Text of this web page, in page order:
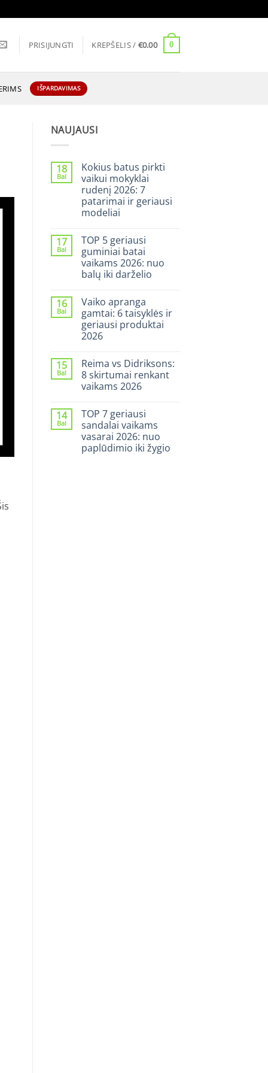
PRISIJUNGTI KREPŠELIS / €0.00 0
IŠPARDAVIMAS
NAUJAUSI
18
Bal
Kokius batus pirkti
vaikui mokyklai
rudenį 2026: 7
patarimai ir geriausi
modeliai
įraše
Kokius
batus
pirkti
vaikui
mokyklai
7
patarimai
ir
geriausi
modeliai
17
Bal
TOP 5 geriausi
guminiai batai
vaikams 2026: nuo
balų iki darželio
įraše
TOP
5
geriausi
guminiai
batai
nuo
balų
iki
darželio
16
Bal
Vaiko apranga
gamtai: 6 taisyklės ir
geriausi produktai
2026
įraše
Vaiko
apranga
gamtai:
ir
geriausi
produktai
2026
15
Bal
Reima vs Didriksons:
8 skirtumai renkant
vaikams 2026
įraše
Reima
vs
Didriksons:
8
skirtumai
14
Bal
TOP 7 geriausi
sandalai vaikams
vasarai 2026: nuo
paplūdimio iki žygio